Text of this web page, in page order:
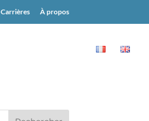
Carrières À propos